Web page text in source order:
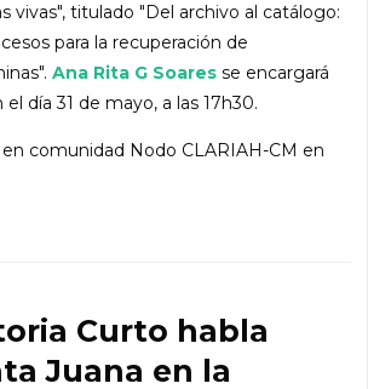
vivas", titulado "Del archivo al catálogo:
para la recuperación de
Ana Rita G Soares se encargará
día 31 de mayo, a las 17h30.
comunidad Nodo CLARIAH-CM en
Curto habla
Juana en la